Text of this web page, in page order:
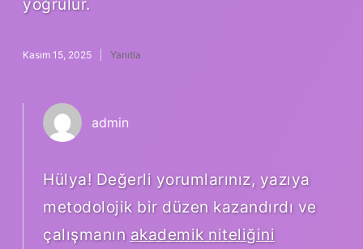
yoğrulur.
Kasım 15, 2025 Yanıtla
admin
Hülya! Değerli yorumlarınız, yazıya
metodolojik bir düzen kazandırdı ve
çalışmanın akademik niteliğini